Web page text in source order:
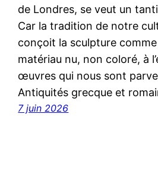
de Londres, se veut un
Car la tradition de notre
conçoit la sculpture
matériau nu, non coloré, à
œuvres qui nous sont
Antiquités grecque et
7 juin 2026